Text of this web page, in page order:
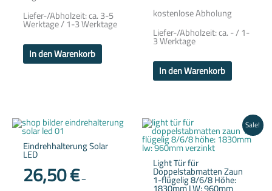
Liefer-/Abholzeit:ca. 3-5
Werktage / 1-3 Werktage
In den Warenkorb
kostenlose Abholung
Liefer-/Abholzeit:ca. - / 1-
3 Werktage
In den Warenkorb
Eindrehhalterung Solar
LED
26,50€–
Dieses
Produkt
Varianten
Sale!
Light Tür für
Doppelstabmatten Zaun
1-flügelig 8/6/8 Höhe:
Preis
war:
Aktueller
Preis
ist: